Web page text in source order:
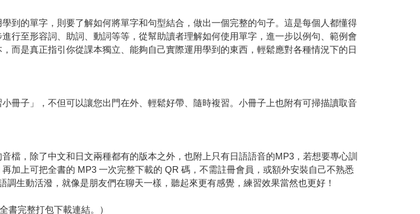
到的單字，則要了解如何將單字和句型結合，做出一個完整的句子。這是每個人都懂得
行至形容詞、助詞、動詞等等，從幫助讀者理解如何使用單字，進一步以例句、範例會
而是真正指引你從課本獨立、能夠自己實際運用學到的東西，輕鬆應對各種情況下的日
冊子」，不但可以讓您出門在外、輕鬆好帶、隨時複習。小冊子上也附有可掃描讀取音
檔，除了中文和日文兩種都有的版本之外，也附上只有日語語音的MP3，若想要專心訓
加上可把全書的 MP3 一次完整下載的 QR 碼，不需註冊會員，或額外安裝自己不熟悉
生動活潑，就像是朋友們在聊天一樣，聽起來更有感覺，練習效果當然也更好！
書完整打包下載連結。）